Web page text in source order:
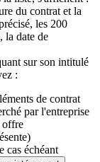
du contrat et la
les 200
la date de
sur son intitulé
:
de contrat
par l'entreprise
offre
cas échéant